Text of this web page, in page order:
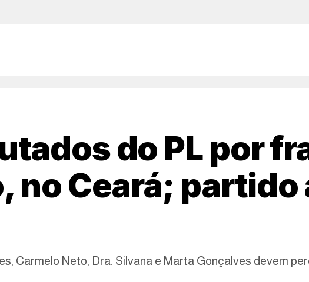
do PL por
no Ceará; partido
Carmelo Neto, Dra. Silvana e Marta Gonçalves devem